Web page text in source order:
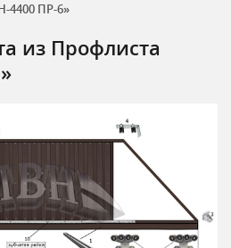
4400 ПР-6»
из Профлиста